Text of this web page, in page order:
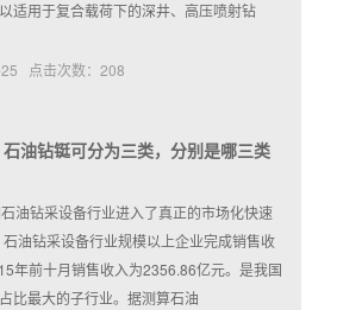
适用于复合载荷下的深井、高压喷射钻
点击次数：208
石油钻铤可分为三类，分别是哪三类
油钻采设备行业进入了真正的市场化快速
油钻采设备行业规模以上企业完成销售收
年前十月销售收入为2356.86亿元。是我国
比最大的子行业。据测算石油